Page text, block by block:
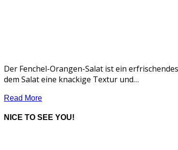
Der Fenchel-Orangen-Salat ist ein
dem Salat eine knackige Textur und…
Read More
NICE TO SEE YOU!